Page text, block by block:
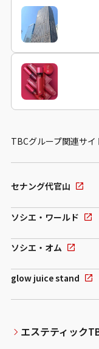
TBCグループ関連サイ
セナング代官山
ソシエ・ワールド
ソシエ・オム
glow juice stand
エステティック